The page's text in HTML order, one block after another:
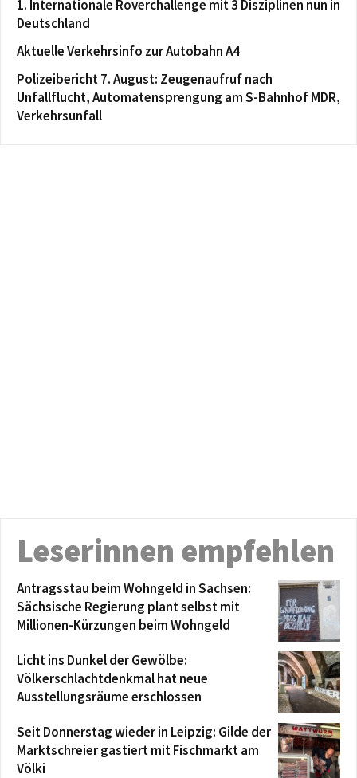
1. Internationale Roverchallenge mit 3 Disziplinen nun in
Deutschland
Aktuelle Verkehrsinfo zur Autobahn A4
Polizeibericht 7. August: Zeugenaufruf nach
Unfallflucht, Automatensprengung am S-Bahnhof MDR,
Verkehrsunfall
Leserinnen empfehlen
Antragsstau beim Wohngeld in Sachsen:
Sächsische Regierung plant selbst mit
Millionen-Kürzungen beim Wohngeld
Licht ins Dunkel der Gewölbe:
Völkerschlachtdenkmal hat neue
Ausstellungsräume erschlossen
Seit Donnerstag wieder in Leipzig: Gilde der
Marktschreier gastiert mit Fischmarkt am
Völki